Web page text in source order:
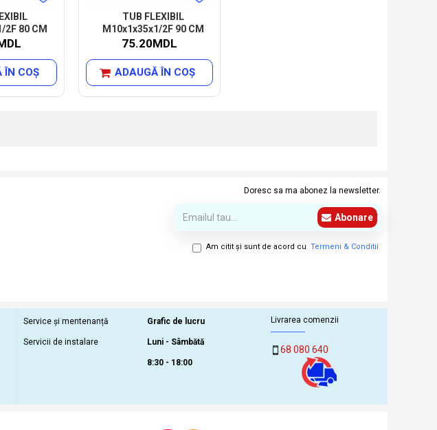
2F 80 CM
ÎN COŞ
TUB FLEXIBIL
M10x1x35x1/2F 90 CM
75.20MDL
ADAUGĂ ÎN COŞ
Doresc sa ma abonez la newsletter.
Abonare
Am citit şi sunt de acord cu Termeni & Conditii
Service și mentenanță
Servicii de instalare
Grafic de lucru
Luni - Sâmbătă
8:30 - 18:00
Livrarea comenzii
68 080 640